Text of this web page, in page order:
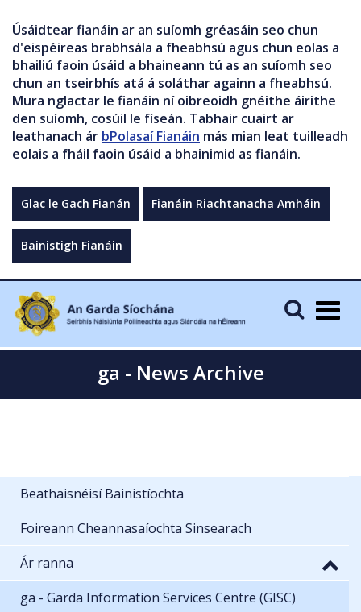
Úsáidtear fianáin ar an suíomh gréasáin seo chun
d'eispéireas brabhsála a fheabhsú agus chun eolas a
bhailiú faoin úsáid a bhaineann tú as an suíomh seo
chun an tseirbhís atá á soláthar againn a fheabhsú.
Mura nglactar le fianáin ní oibreoidh gnéithe áirithe
den suíomh, cosúil le físeán. Tabhair cuairt ar
leathanach ár bPolasaí Fianáin más mian leat tuilleadh
eolais a fháil faoin úsáid a bhainimid as fianáin.
Glac le Gach Fianán Fianáin Riachtanacha Amháin
Bainistigh Fianáin
ga - News Archive
Beathaisnéisí Bainistíochta
Foireann Cheannasaíochta Sinsearach
Ár ranna
ga - Garda Information Services Centre (GISC)